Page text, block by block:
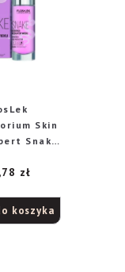
Skin
Snake
30 ml
zł
koszyka